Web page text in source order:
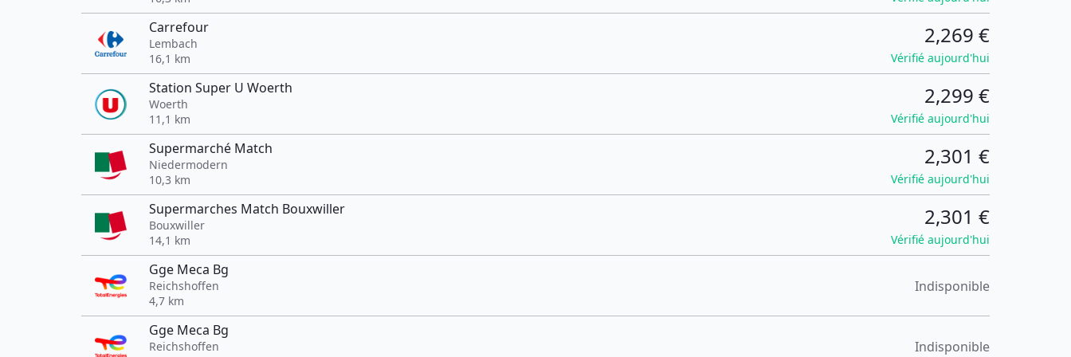
Carrefour
Lembach
16,1 km
2,269 €
Vérifié aujourd'hui
Station Super U Woerth
Woerth
11,1 km
2,299 €
Vérifié aujourd'hui
Supermarché Match
Niedermodern
10,3 km
2,301 €
Vérifié aujourd'hui
Supermarches Match Bouxwiller
Bouxwiller
14,1 km
2,301 €
Vérifié aujourd'hui
Gge Meca Bg
Reichshoffen
4,7 km
Indisponible
Gge Meca Bg
Reichshoffen
Indisponible